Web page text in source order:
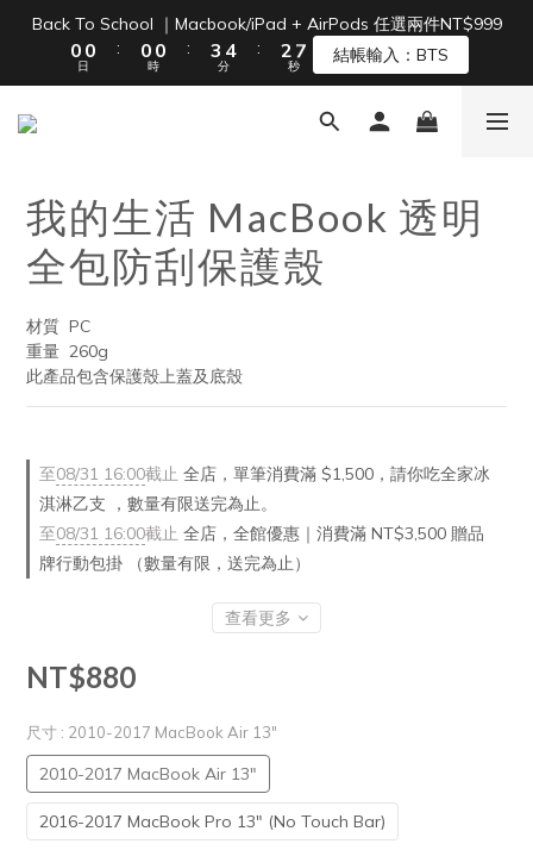
單筆滿 NT$1500 即享免運 🚚
Back To School ｜Macbook/iPad + AirPods 任選兩件NT$999
1
0
1
0
日
:
1
0
1
0
時
:
4
3
2
5
4
3
分
:
3
2
1
8
7
6
1
0
秒
結帳輸入：BTS
單筆滿 NT$1500 即享免運 🚚
我的生活 MacBook 透明
全包防刮保護殼
材質  PC
重量  260g
此產品包含保護殼上蓋及底殼
至08/31 16:00截止 全店，單筆消費滿 $1,500，請你吃全家冰
淇淋乙支 ，數量有限送完為止。
至08/31 16:00截止 全店，全館優惠｜消費滿 NT$3,500 贈品
牌行動包掛 （數量有限，送完為止）
查看更多
NT$880
尺寸 : 2010-2017 MacBook Air 13"
2010-2017 MacBook Air 13"
2016-2017 MacBook Pro 13" (No Touch Bar)